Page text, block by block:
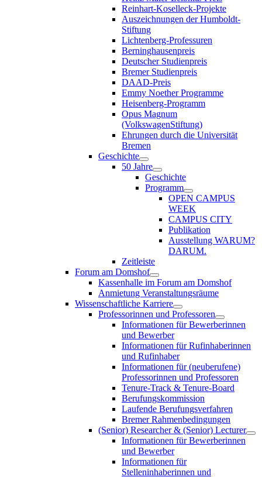
Reinhart-Koselleck-Projekte
Auszeichnungen der Humboldt-
Stiftung
Lichtenberg-Professuren
Berninghausenpreis
Deutscher Studienpreis
Bremer Studienpreis
DAAD-Preis
Emmy Noether Programme
Heisenberg-Programm
Opus Magnum
(VolkswagenStiftung)
Ehrungen durch die Universität
Bremen
Geschichte
50 Jahre
Geschichte
Programm
OPEN CAMPUS
WEEK
CAMPUS CITY
Publikation
Ausstellung WARUM?
DARUM.
Zeitleiste
Forum am Domshof
Kassenhalle im Forum am Domshof
Anmietung Veranstaltungsräume
Wissenschaftliche Karriere
Professorinnen und Professoren
Informationen für Bewerberinnen
und Bewerber
Informationen für Rufinhaberinnen
und Rufinhaber
Informationen für (neuberufene)
Professorinnen und Professoren
Tenure-Track & Tenure-Board
Berufungskommission
Laufende Berufungsverfahren
Bremer Rahmenbedingungen
(Senior) Researcher & (Senior) Lecturer
Informationen für Bewerberinnen
und Bewerber
Informationen für
Stelleninhaberinnen und